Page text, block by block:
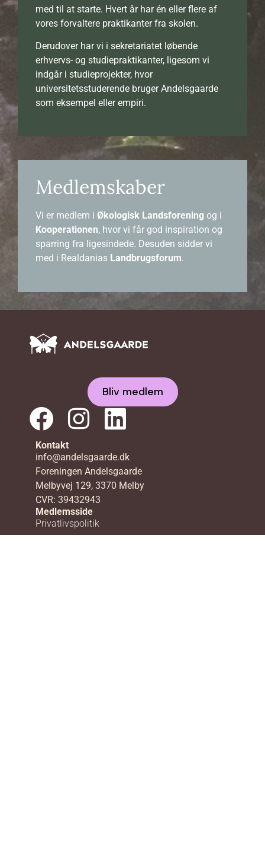
med til at starte. Hvert år har én eller flere af
vores forvaltere praktikanter fra skolen.
Derudover har vi i sekretariatet løbende
erhvervs- og studiepraktikanter, ligesom vi
indgår i studieprojekter, hvor
universitetsstuderende bruger Andelsgaarde
som eksempel eller empiri.
Medlemskaber
Vi er medlem i Økologisk Landsforening og i
Kooperationen, hvor vi får god inspiration og
sparring fra ligesindede. Desuden sidder vi
med i Realdanias Landbrugsforum.
Bliv medlem
Kontakt
info@andelsgaarde.dk
Foreningen Andelsgaarde
Melbyvej 129, 3370 Melby
CVR: 39432943
Medlemsside
Privatlivspolitik